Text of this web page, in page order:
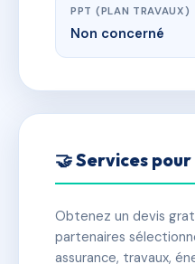
PPT (PLAN TRAVAUX)
Non concerné
🤝 Services
Obtenez un devis
partenaires
assurance, travaux,